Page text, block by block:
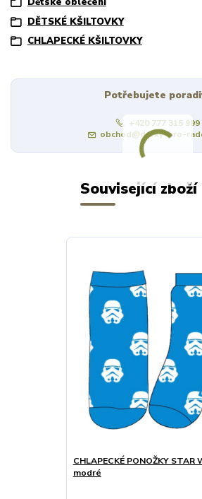
DĚTSKÉ KŠILTOVKY
CHLAPECKÉ KŠILTOVKY
Potřebujete
+420 777 315 999
obchod@darky-pro-
Související zboží
CHLAPECKÉ PONOŽKY STAR
modré